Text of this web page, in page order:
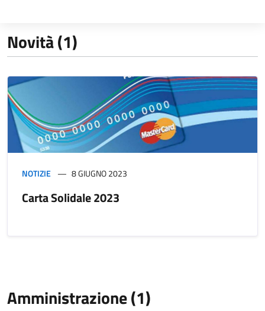
Novità (1)
NOTIZIE 8 GIUGNO 2023
Carta Solidale 2023
Amministrazione (1)